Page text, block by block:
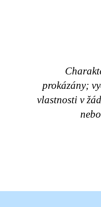
prokázány;
vlastnosti v